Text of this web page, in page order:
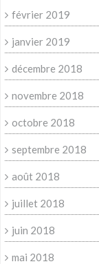
février 2019
janvier 2019
décembre 2018
novembre 2018
octobre 2018
septembre 2018
août 2018
juillet 2018
juin 2018
mai 2018